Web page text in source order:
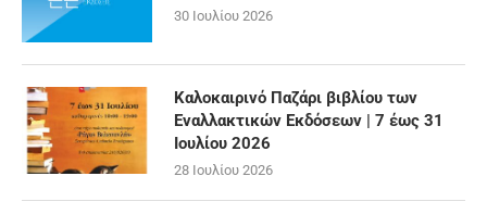
30 Ιουλίου 2026
Καλοκαιρινό Παζάρι βιβλίου των
Εναλλακτικών Εκδόσεων | 7 έως 31
Ιουλίου 2026
28 Ιουλίου 2026